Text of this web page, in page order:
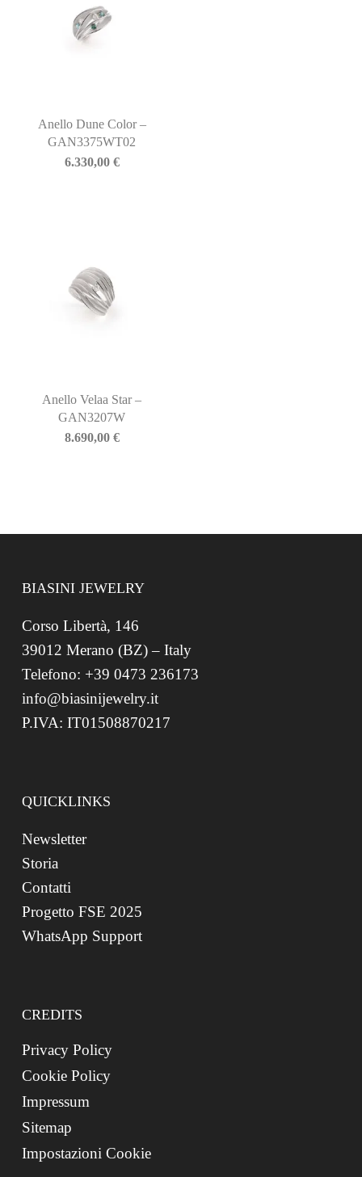
Anello Dune Color –
GAN3375WT02
6.330,00 €
Anello Velaa Star –
GAN3207W
8.690,00 €
BIASINI JEWELRY
Corso Libertà, 146
39012 Merano (BZ) – Italy
Telefono: +39 0473 236173
info@biasinijewelry.it
P.IVA: IT01508870217
QUICKLINKS
Newsletter
Storia
Contatti
Progetto FSE 2025
WhatsApp Support
CREDITS
Privacy Policy
Cookie Policy
Impressum
Sitemap
Impostazioni Cookie